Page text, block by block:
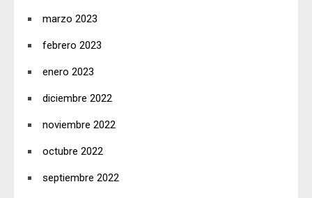
marzo 2023
febrero 2023
enero 2023
diciembre 2022
noviembre 2022
octubre 2022
septiembre 2022